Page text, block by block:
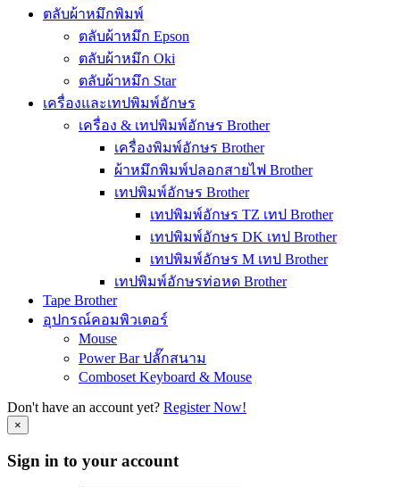
ตลับผ้าหมึกพิมพ์
ตลับผ้าหมึก Epson
ตลับผ้าหมึก Oki
ตลับผ้าหมึก Star
เครื่องและเทปพิมพ์อักษร
เครื่อง & เทปพิมพ์อักษร Brother
เครื่องพิมพ์อักษร Brother
ผ้าหมึกพิมพ์ปลอกสายไฟ Brother
เทปพิมพ์อักษร Brother
เทปพิมพ์อักษร TZ เทป Brother
เทปพิมพ์อักษร DK เทป Brother
เทปพิมพ์อักษร M เทป Brother
เทปพิมพ์อักษรท่อหด Brother
Tape Brother
อุปกรณ์คอมพิวเตอร์
Mouse
Power Bar ปลั๊กสนาม
Comboset Keyboard & Mouse
Don't have an account yet? Register Now!
×
Sign in to your account